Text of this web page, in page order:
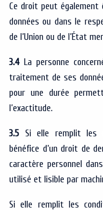
Ce droit peut
données ou dans le
de l’Union ou de l’État
3.4 La personne
traitement de ses
pour une durée
l’exactitude.
3.5 Si elle remplit les
bénéfice d’un droit de
caractère personnel
utilisé et lisible par
Si elle remplit les